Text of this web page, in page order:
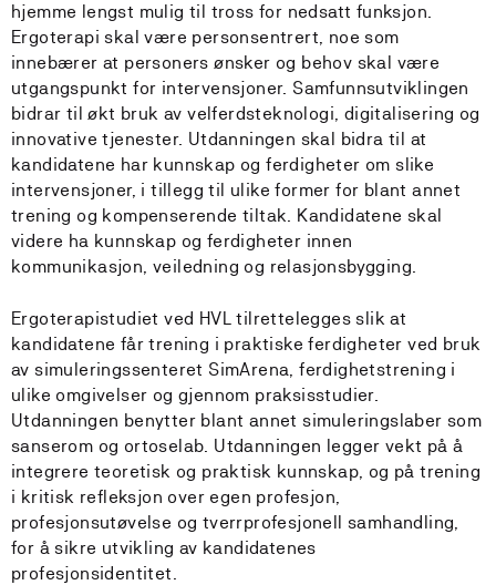
hjemme lengst mulig til tross for nedsatt funksjon.
Ergoterapi skal være personsentrert, noe som
innebærer at personers ønsker og behov skal være
utgangspunkt for intervensjoner. Samfunnsutviklingen
bidrar til økt bruk av velferdsteknologi, digitalisering og
innovative tjenester. Utdanningen skal bidra til at
kandidatene har kunnskap og ferdigheter om slike
intervensjoner, i tillegg til ulike former for blant annet
trening og kompenserende tiltak. Kandidatene skal
videre ha kunnskap og ferdigheter innen
kommunikasjon, veiledning og relasjonsbygging.
Ergoterapistudiet ved HVL tilrettelegges slik at
kandidatene får trening i praktiske ferdigheter ved bruk
av simuleringssenteret SimArena, ferdighetstrening i
ulike omgivelser og gjennom praksisstudier.
Utdanningen benytter blant annet simuleringslaber som
sanserom og ortoselab. Utdanningen legger vekt på å
integrere teoretisk og praktisk kunnskap, og på trening
i kritisk refleksjon over egen profesjon,
profesjonsutøvelse og tverrprofesjonell samhandling,
for å sikre utvikling av kandidatenes
profesjonsidentitet.